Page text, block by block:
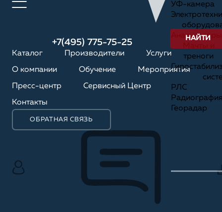
+7(495) 775-75-25
Каталог Производители Услуги
О компании Обучение Мероприятия
Пресс-центр Сервисный Центр
Контакты
ОБРАТНАЯ СВЯЗЬ
УФ-камера
Анализаторы
треноги
РЛС
Георадар
НАЙТИ